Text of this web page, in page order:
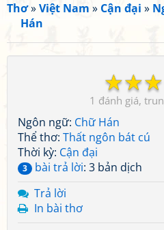
Thơ»Việt Nam » Cận đại »
Hán
☆
☆
☆
1
Ngôn ngữ: Chữ Hán
Thể thơ: Thất ngôn bát cú
Thời kỳ: Cận đại
3 bài trả lời: 3 bản dịch
Trả lời
In bài thơ